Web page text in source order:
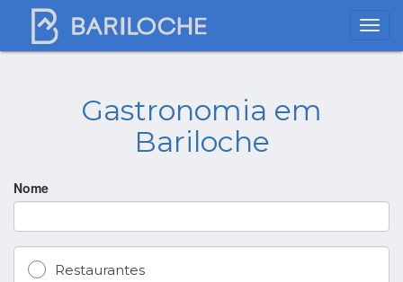
Gastronomia em
Bariloche
Nome
Restaurantes